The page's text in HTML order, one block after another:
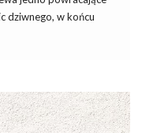
dziwnego, w końcu